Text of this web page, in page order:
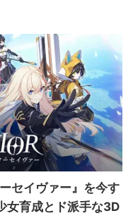
セイヴァー』を今す
女育成とド派手な3D